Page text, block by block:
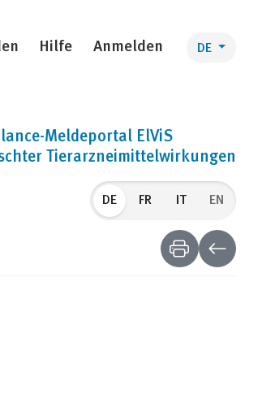
Hilfe Anmelden DE
Meldeportal ElViS
Tierarzneimittelwirkungen
DE EN